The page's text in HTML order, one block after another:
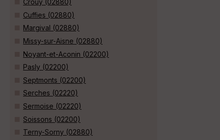
Crouy (02880)
Cuffies (02880)
Margival (02880)
Missy-sur-Aisne (02880)
Noyant-et-Aconin (02200)
Pasly (02200)
Septmonts (02200)
Serches (02220)
Sermoise (02220)
Soissons (02200)
Terny-Sorny (02880)